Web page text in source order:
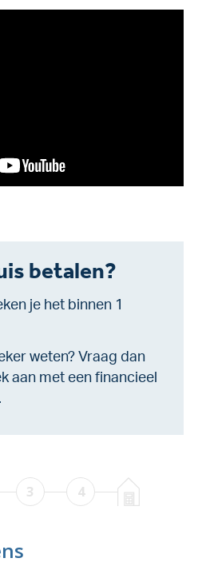
betalen?
je het binnen 1
weten? Vraag dan
aan met een financieel